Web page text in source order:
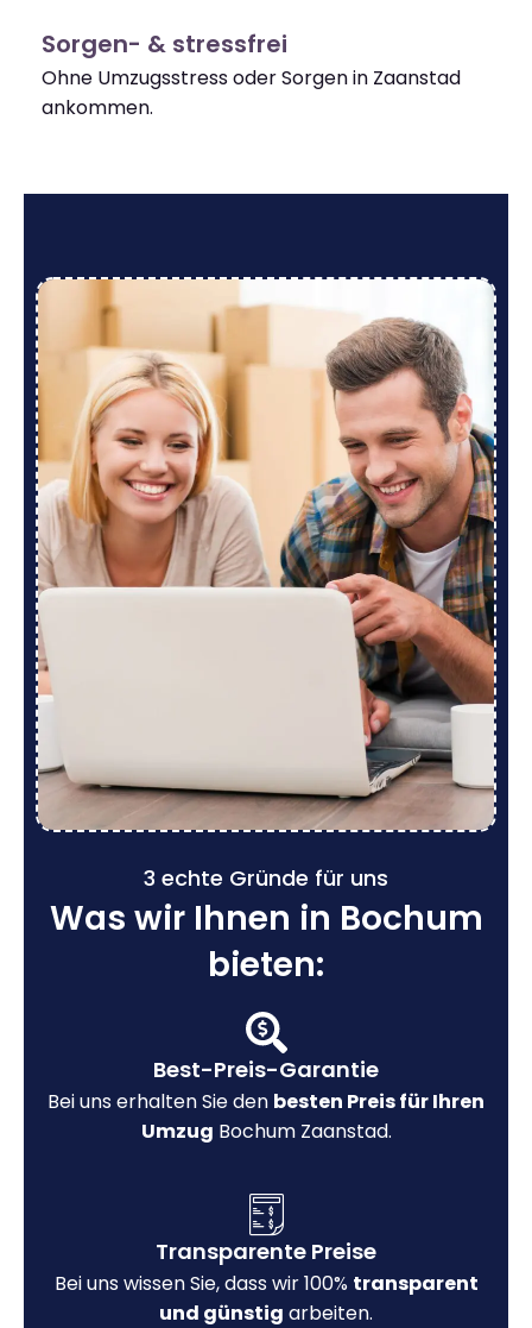
Sorgen- & stressfrei
Ohne Umzugsstress oder Sorgen in Zaanstad
ankommen.
3 echte Gründe für uns
Was wir Ihnen in Bochum
bieten:
Best-Preis-Garantie
Bei uns erhalten Sie den besten Preis für Ihren
Umzug Bochum Zaanstad.
Transparente Preise
Bei uns wissen Sie, dass wir 100% transparent
und günstig arbeiten.